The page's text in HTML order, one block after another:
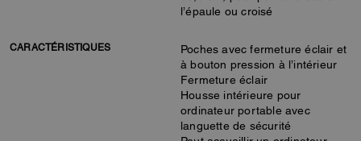
l’épaule ou croisé
CARACTÉRISTIQUES
Poches avec fermeture éclair et
à bouton pression à l’intérieur
Fermeture éclair
Housse intérieure pour
ordinateur portable avec
languette de sécurité